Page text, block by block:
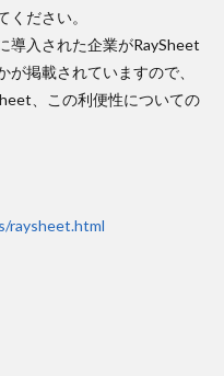
ださい。
導入された企業がRaySheet
掲載されていますので、
、この利便性についての
raysheet.html